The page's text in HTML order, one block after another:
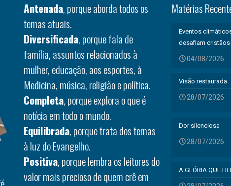
Antenada, porque aborda todos os
temas atuais.
Diversificada, porque fala de
família, assuntos relacionados à
mulher, educação, aos esportes, à
Medicina, música, religião e política.
Completa, porque explora o que é
notícia em todo o mundo.
Equilibrada, porque trata dos temas
à luz do Evangelho.
Positiva, porque lembra os leitores do
valor mais precioso de quem crê em
Matérias
Eventos
desafiam cristãos
04/08/2026
Visão restaurada
28/07/2026
Dor silenciosa
28/07/2026
A GLÓRIA QUE